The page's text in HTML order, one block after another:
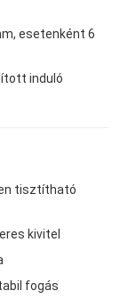
esetenként 6
induló
tisztítható
kivitel
fogás